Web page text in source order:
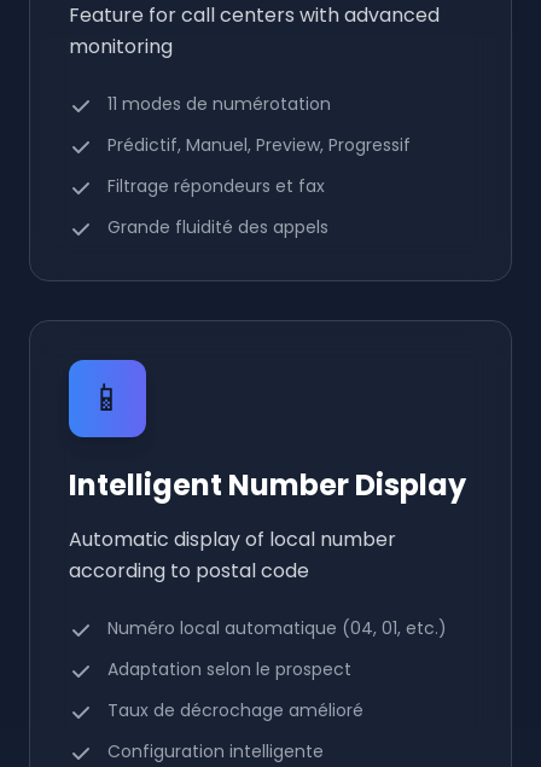
Feature for call centers with advanced
monitoring
11 modes de numérotation
Prédictif, Manuel, Preview, Progressif
Filtrage répondeurs et fax
Grande fluidité des appels
📱
Intelligent Number Display
Automatic display of local number
according to postal code
Numéro local automatique (04, 01, etc.)
Adaptation selon le prospect
Taux de décrochage amélioré
Configuration intelligente